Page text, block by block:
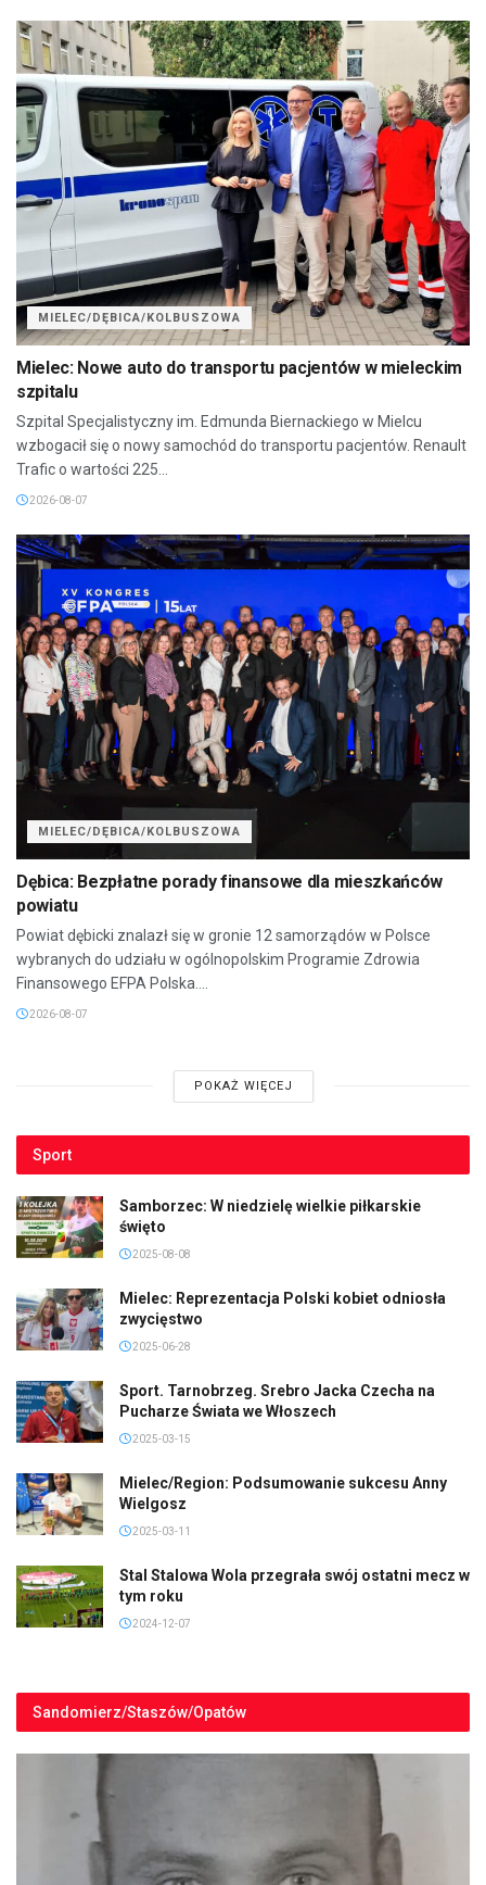
MIELEC/DĘBICA/KOLBUSZOWA
Mielec: Nowe auto do transportu pacjentów w mieleckim
szpitalu
Szpital Specjalistyczny im. Edmunda Biernackiego w Mielcu
wzbogacił się o nowy samochód do transportu pacjentów. Renault
Trafic o wartości 225...
2026-08-07
MIELEC/DĘBICA/KOLBUSZOWA
Dębica: Bezpłatne porady finansowe dla mieszkańców
powiatu
Powiat dębicki znalazł się w gronie 12 samorządów w Polsce
wybranych do udziału w ogólnopolskim Programie Zdrowia
Finansowego EFPA Polska....
2026-08-07
POKAŻ WIĘCEJ
Sport
Samborzec: W niedzielę wielkie piłkarskie
święto
2025-08-08
Mielec: Reprezentacja Polski kobiet odniosła
zwycięstwo
2025-06-28
Sport. Tarnobrzeg. Srebro Jacka Czecha na
Pucharze Świata we Włoszech
2025-03-15
Mielec/Region: Podsumowanie sukcesu Anny
Wielgosz
2025-03-11
Stal Stalowa Wola przegrała swój ostatni mecz w
tym roku
2024-12-07
Sandomierz/Staszów/Opatów